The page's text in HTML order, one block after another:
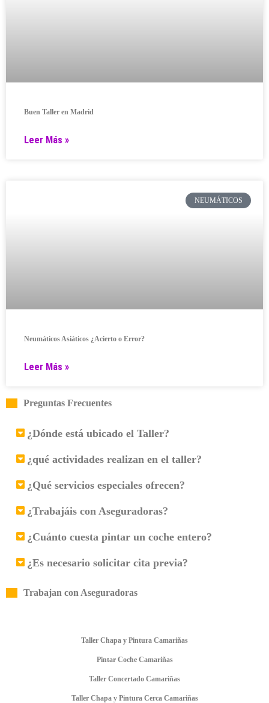
Buen Taller en Madrid
Leer Más »
NEUMÁTICOS
Neumáticos Asiáticos ¿Acierto o Error?
Leer Más »
Preguntas Frecuentes
¿Dónde está ubicado el Taller?
¿qué actividades realizan en el taller?
¿Qué servicios especiales ofrecen?
¿Trabajáis con Aseguradoras?
¿Cuánto cuesta pintar un coche entero?
¿Es necesario solicitar cita previa?
Trabajan con Aseguradoras
Taller Chapa y Pintura Camariñas
Pintar Coche Camariñas
Taller Concertado Camariñas
Taller Chapa y Pintura Cerca Camariñas